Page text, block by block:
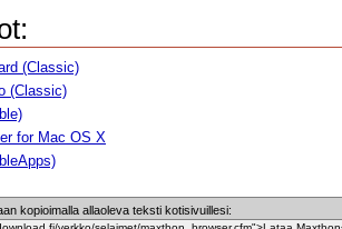
(Classic)
(Classic)
for Mac OS X
kopioimalla allaoleva teksti kotisivuillesi: